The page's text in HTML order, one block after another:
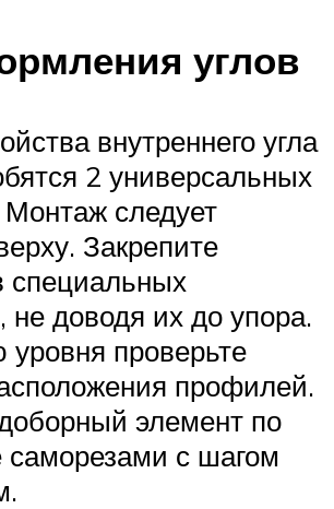
углов
внутреннего угла
2 универсальных
следует
Закрепите
специальных
не доводя их до упора.
проверьте
профилей.
элемент по
саморезами с шагом